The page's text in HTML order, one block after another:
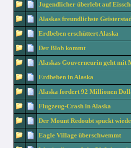
Jugendlicher überlebt auf
Alaskas freundlichste
Erdbeben erschüttert Alaska
Der Blob kommt
Alaskas Gouverneurin geht mit
Erdbeben in Alaska
Alaska fordert 92 Millionen
Flugzeug-Crash in Alaska
Der Mount Redoubt spuckt
Eagle Village überschwemmt